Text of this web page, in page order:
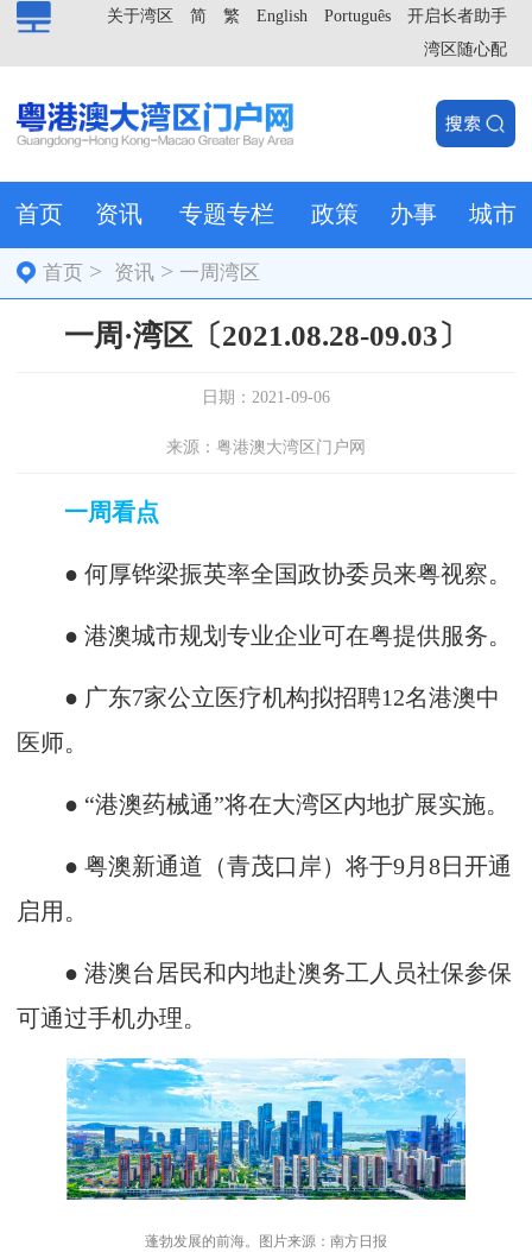
开启长者助手
Português
English
繁
简
关于湾区
湾区随心配
首页 资讯 专题专栏 政策 办事 城市
首页 > 资讯 > 一周湾区
一周·湾区〔2021.08.28-09.03〕
日期：2021-09-06
来源：粤港澳大湾区门户网
一周看点
● 何厚铧梁振英率全国政协委员来粤视察。
● 港澳城市规划专业企业可在粤提供服务。
● 广东7家公立医疗机构拟招聘12名港澳中
医师。
● “港澳药械通”将在大湾区内地扩展实施。
● 粤澳新通道（青茂口岸）将于9月8日开通
启用。
● 港澳台居民和内地赴澳务工人员社保参保
可通过手机办理。
蓬勃发展的前海。图片来源：南方日报